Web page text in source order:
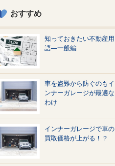
おすすめ
知っておきたい不動産用
語—一般編
車を盗難から防ぐのもイ
ンナーガレージが最適な
わけ
インナーガレージで車の
買取価格が上がる！？